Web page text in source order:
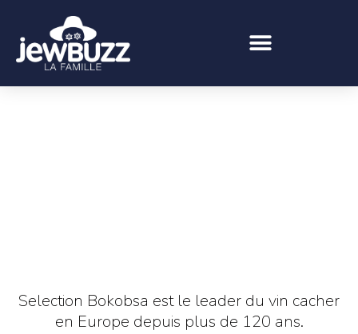
Selection Bokobsa est le leader du vin cacher
en Europe depuis plus de 120 ans.